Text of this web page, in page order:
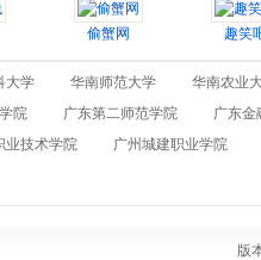
偷蟹网 趣笑
大学 华南师范大学
华南农业
院 广东第二师范学院
广东金
业技术学院
广州城建职业学院
版